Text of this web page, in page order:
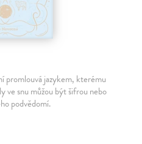
promlouvá jazykem, kterému
ve snu můžou být šifrou nebo
podvědomí.